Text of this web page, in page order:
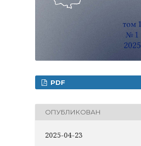
PDF
ОПУБЛИКОВАН
2025-04-23